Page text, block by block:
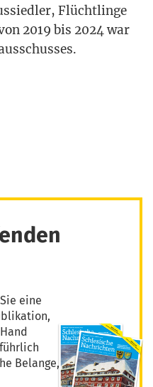
Flücht­lin­ge
2019 bis 2024 war
eine
Belange,